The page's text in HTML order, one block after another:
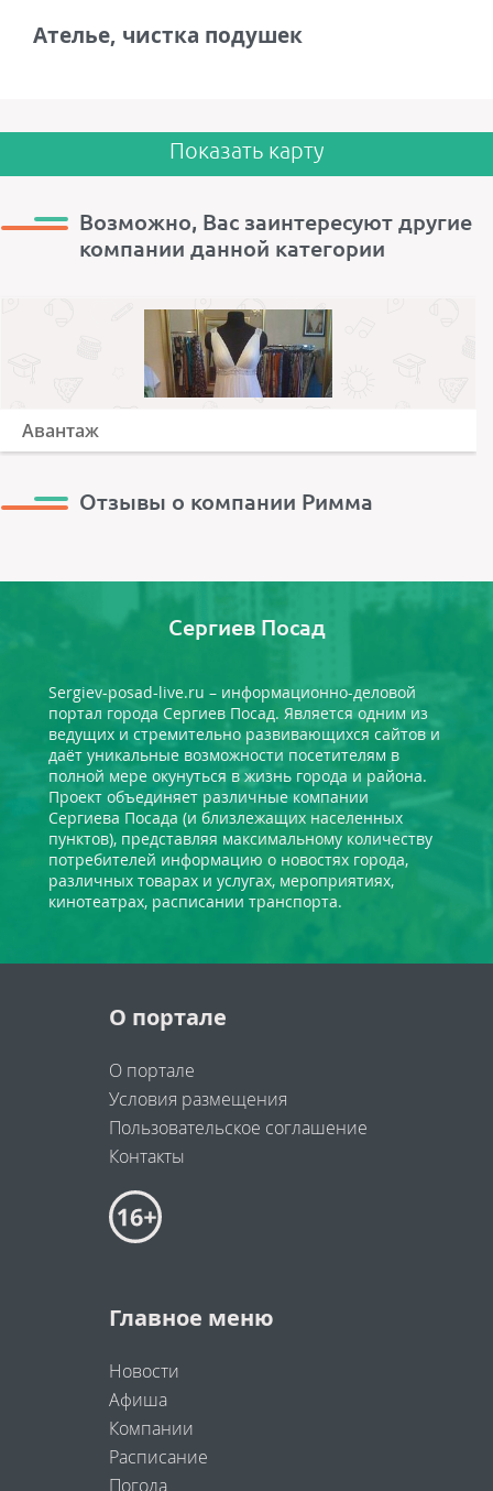
Ателье, чистка подушек
Показать карту
Возможно, Вас заинтересуют другие
компании данной категории
Авантаж
Отзывы о компании Римма
Сергиев Посад
Sergiev-posad-live.ru – информационно-деловой
портал города Сергиев Посад. Является одним из
ведущих и стремительно развивающихся сайтов и
даёт уникальные возможности посетителям в
полной мере окунуться в жизнь города и района.
Проект объединяет различные компании
Сергиева Посада (и близлежащих населенных
пунктов), представляя максимальному количеству
потребителей информацию о новостях города,
различных товарах и услугах, мероприятиях,
кинотеатрах, расписании транспорта.
О портале
О портале
Условия размещения
Пользовательское соглашение
Контакты
Главное меню
Новости
Афиша
Компании
Расписание
Погода